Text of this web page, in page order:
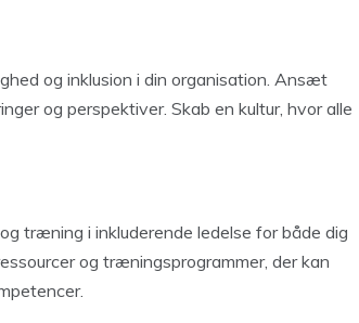
og inklusion i din organisation. Ansæt
og perspektiver. Skab en kultur, hvor alle
træning i inkluderende ledelse for både dig
og træningsprogrammer, der kan